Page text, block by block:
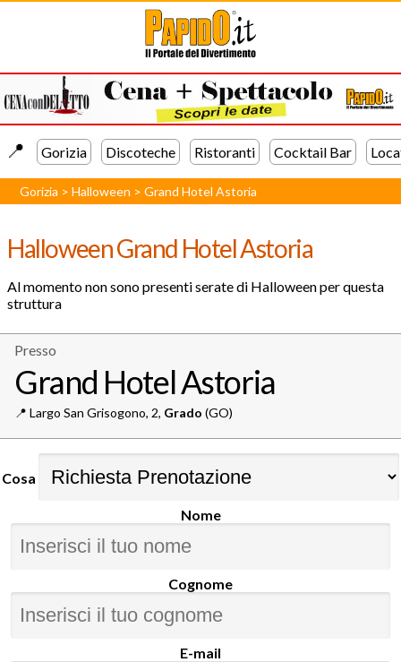
📍️ Gorizia Discoteche Ristoranti Cocktail Bar
Gorizia >Halloween >Grand Hotel Astoria
Halloween Grand Hotel Astoria
Al momento non sono presenti serate di Halloween per questa
struttura
Presso
Grand Hotel Astoria
📍️ Largo San Grisogono, 2, Grado (GO)
Cosa
Nome
Cognome
E-mail